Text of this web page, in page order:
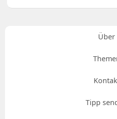
Über
Tipp